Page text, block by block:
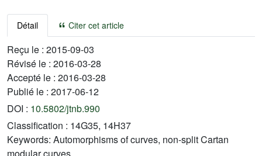
Détail Citer cet article
Reçu le : 2015-09-03
Révisé le : 2016-03-28
Accepté le : 2016-03-28
Publié le : 2017-06-12
DOI : 10.5802/jtnb.990
Classification : 14G35, 14H37
Keywords: Automorphisms of curves, non-split Cartan
modular curves